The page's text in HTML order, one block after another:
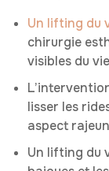
Un lifting du
chirurgie
visibles du
lisser les
aspect
Un lifting du